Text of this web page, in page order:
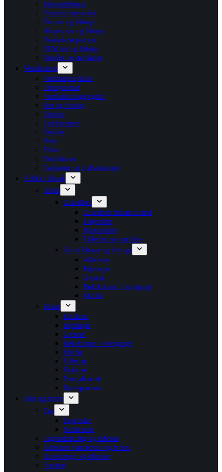
Messingfittings
Primofit rørsamler
Pex rør og fittings
Alupex rør og fittings
Præisoleret pex rør
PEM rør og fittings
Ventiler og stophaner
Ventilation
Ventilationspakke
Flexsystemer
Ventilationsaggregater
Rør og fittings
Slanger
Lyddæmpere
Ventiler
Riste
Filtre
Ventilatorer
Taghætter og inddækninger
Afløb / kloak
Afløb
Gulvafløb
Gulvafløb firkantet/rund
Linjeafløb
Hjørneafløb
Tilbehør og vandlåse
Grå afløbsrør og fittings
Afløbsrør
Bøjninger
Grenrør
Reduktioner / overgange
Muffer
Kloak
Kloakrør
Bøjninger
Grenrør
Reduktioner / overgange
Muffer
Tilbehør
Faskiner
Pumpebrønde
Rottespærrere
Hus og have
Tag
Tagrender
Nedløbsrør
Taginddækning og tilbehør
Udendørs vandposter og bruser
Haveslanger og tilbehør
Værktøj